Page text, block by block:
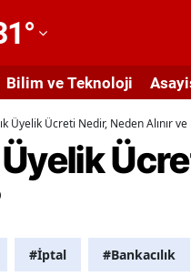
°
Bilim ve Teknoloji
Üyelik Ücreti Nedir, Neden Alınır
Üyelik
#İptal #Bankacılık